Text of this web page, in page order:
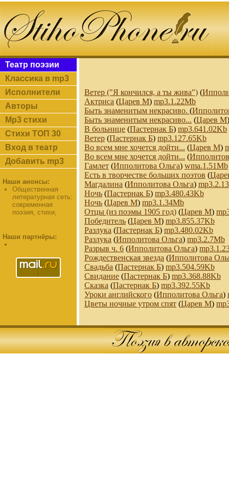
Театр поэзии
Классика в mp3
Исполнители
Авторы
Mp3 стихи
Стихи ТОП 30
Вход в театр
Добавить mp3
Наши анонсы:
Общественная
литературная сеть:
современная
поэзия, стихи,
Наши партнёры:
Bетер ("Я кончился, а ты жива") (
Актриса (Царев М) mp3.1.22Mb
Быть знаменитым некрасиво. (
Быть знаменитым некрасиво... (Царев М
В больнице (Пастернак Б) mp3.641.02Kb
Ветер (Пастернак Б) mp3.127.65Kb
Во всем мне хочется дойти... (Царев М)
Во всем мне хочется дойти... (
Гамлет (Ипполитова Ольга) wma.1.51Mb
Есть в творчестве больших поэтов (
Магдалина (Ипполитова Ольга)
Ночь (Пастернак Б) mp3.480.43Kb
Ночь (Царев М) mp3.1.34Mb
Отцы (из поэмы 1905 год) (Царев М)
Победитель (Царев М) mp3.855.37Kb
Разлука (Пастернак Б) mp3.480.02Kb
Разлука (Ипполитова Ольга) mp3.2.7Mb
Разрыв ч. 6 (Ипполитова Ольга)
Рождественская звезда (Ипполитова
Свадьба (Пастернак Б) mp3.504.59Kb
Свидание (Пастернак Б) mp3.368.88Kb
Сказка (Пастернак Б) mp3.392.55Kb
Уроки английского (Ипполитова Ольга)
Цветы ночные утром спят (Царев М)